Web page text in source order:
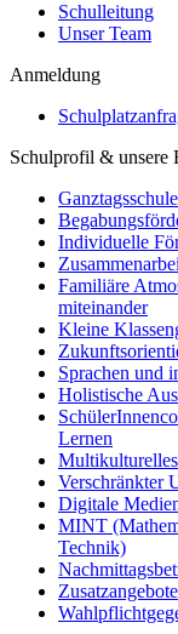
Schulleitung
Unser Team
Anmeldung
Schulprofil & unsere
Individuelle
Familiäre
miteinander
Kleine
Sprachen und
Holistische
Lernen
Verschränkter
Digitale
MINT
Technik)
Zusatzangebote